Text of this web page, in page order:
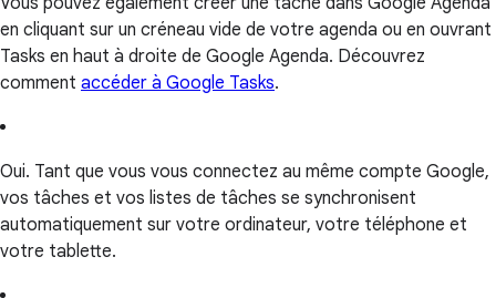
en cliquant sur un créneau vide de votre agenda ou en ouvrant
Tasks en haut à droite de Google Agenda. Découvrez
comment accéder à Google Tasks.
Oui. Tant que vous vous connectez au même compte Google,
vos tâches et vos listes de tâches se synchronisent
automatiquement sur votre ordinateur, votre téléphone et
votre tablette.